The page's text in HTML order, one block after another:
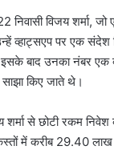
निवासी विजय शर्मा,
व्हाट्सएप पर एक संदेश
इसके बाद उनका नंबर एक
किए जाते थे।
से छोटी रकम निवेश
में करीब 29.40 लाख